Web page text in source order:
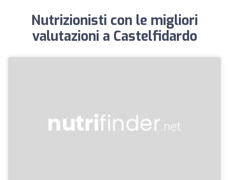
Nutrizionisti con le migliori
valutazioni a Castelfidardo